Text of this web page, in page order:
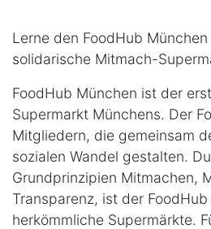
Lerne den FoodHub
solidarische Mitmach-
FoodHub München ist der
Supermarkt Münchens. Der
Mitgliedern, die gemeinsam
sozialen Wandel gestalten.
Grundprinzipien Mitmachen,
Transparenz, ist der
herkömmliche Supermärkte.